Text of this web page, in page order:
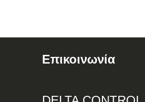
Επικοινωνία